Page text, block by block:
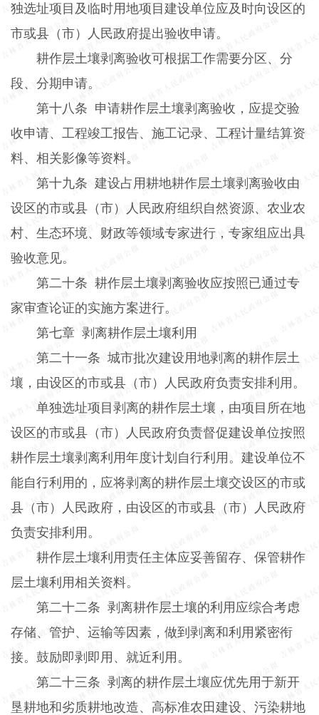
独选址项目及临时用地项目建设单位应及时向设区的
市或县（市）人民政府提出验收申请。
耕作层土壤剥离验收可根据工作需要分区、分
段、分期申请。
第十八条 申请耕作层土壤剥离验收，应提交验
收申请、工程竣工报告、施工记录、工程计量结算资
料、相关影像等资料。
第十九条 建设占用耕地耕作层土壤剥离验收由
设区的市或县（市）人民政府组织自然资源、农业农
村、生态环境、财政等领域专家进行，专家组应出具
验收意见。
第二十条 耕作层土壤剥离验收应按照已通过专
家审查论证的实施方案进行。
第七章 剥离耕作层土壤利用
第二十一条 城市批次建设用地剥离的耕作层土
壤，由设区的市或县（市）人民政府负责安排利用。
单独选址项目剥离的耕作层土壤，由项目所在地
设区的市或县（市）人民政府负责督促建设单位按照
耕作层土壤剥离利用年度计划自行利用。建设单位不
能自行利用的，应将剥离的耕作层土壤交设区的市或
县（市）人民政府，由设区的市或县（市）人民政府
负责安排利用。
耕作层土壤利用责任主体应妥善留存、保管耕作
层土壤利用相关资料。
第二十二条 剥离耕作层土壤的利用应综合考虑
存储、管护、运输等因素，做到剥离和利用紧密衔
接。鼓励即剥即用、就近利用。
第二十三条 剥离的耕作层土壤应优先用于新开
垦耕地和劣质耕地改造、高标准农田建设、污染耕地